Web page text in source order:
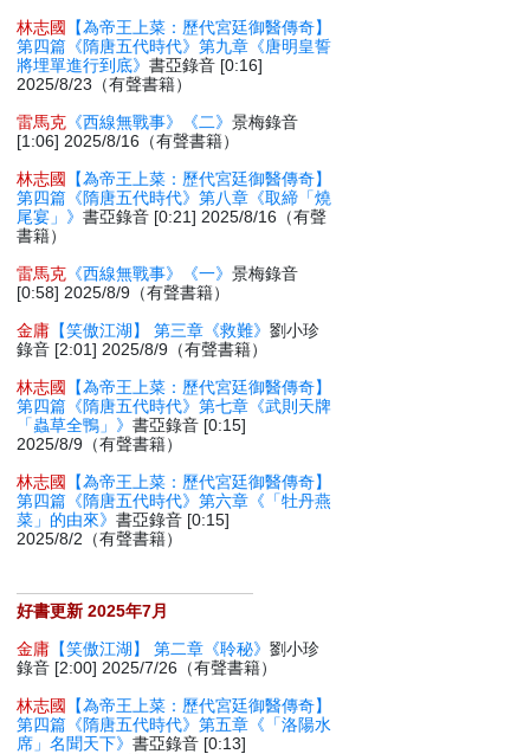
林志國
【為帝王上菜：歷代宮廷御醫傳奇】
第四篇《隋唐五代時代》第九章《唐明皇誓
將埋單進行到底》書亞錄音 [0:16]
2025/8/23（有聲書籍）
雷馬克 《西線無戰事》《二》景梅錄音
[1:06] 2025/8/16（有聲書籍）
林志國
【為帝王上菜：歷代宮廷御醫傳奇】
第四篇《隋唐五代時代》第八章《取締「燒
尾宴」》書亞錄音 [0:21] 2025/8/16（有聲
書籍）
雷馬克 《西線無戰事》《一》景梅錄音
[0:58] 2025/8/9（有聲書籍）
金庸 【笑傲江湖】 第三章《救難》劉小珍
錄音 [2:01] 2025/8/9（有聲書籍）
林志國
【為帝王上菜：歷代宮廷御醫傳奇】
第四篇《隋唐五代時代》第七章《武則天牌
「蟲草全鴨」》書亞錄音 [0:15]
2025/8/9（有聲書籍）
林志國
【為帝王上菜：歷代宮廷御醫傳奇】
第四篇《隋唐五代時代》第六章《「牡丹燕
菜」的由來》書亞錄音 [0:15]
2025/8/2（有聲書籍）
好書更新 2025年7月
金庸 【笑傲江湖】 第二章《聆秘》劉小珍
錄音 [2:00] 2025/7/26（有聲書籍）
林志國
【為帝王上菜：歷代宮廷御醫傳奇】
第四篇《隋唐五代時代》第五章《「洛陽水
席」名聞天下》書亞錄音 [0:13]